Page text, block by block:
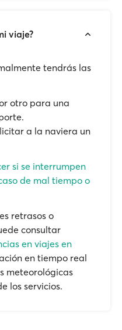
viaje?
tendrás las
otro para una
a la naviera un
si se interrumpen
de mal tiempo o
retrasos o
consultar
en viajes en
en tiempo real
meteorológicas
los servicios.